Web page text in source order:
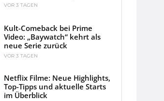
VOR 3 TAGEN
Kult-Comeback bei Prime
Video: „Baywatch“ kehrt als
neue Serie zurück
VOR 3 TAGEN
Netflix Filme: Neue Highlights,
Top-Tipps und aktuelle Starts
im Überblick